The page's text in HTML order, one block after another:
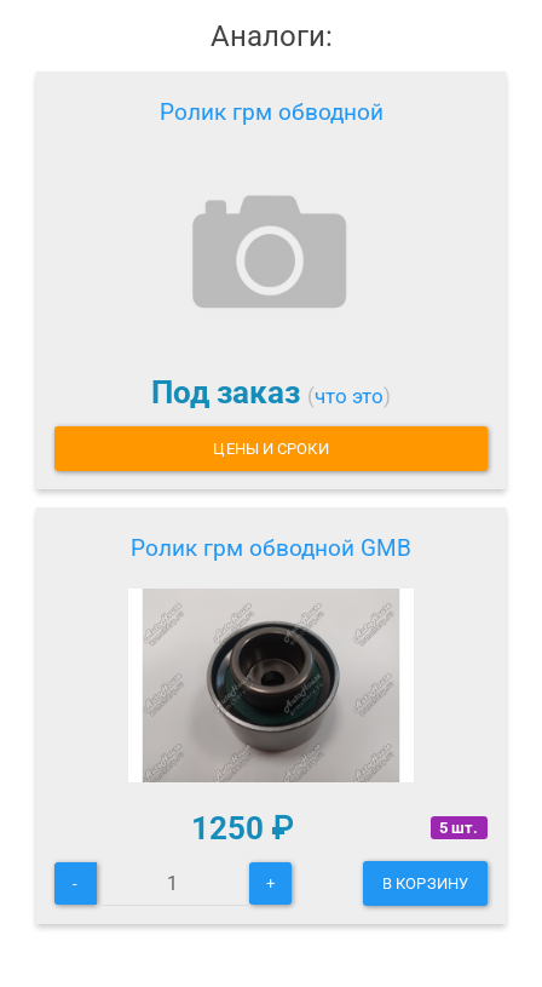
Аналоги:
Ролик грм обводной
Под заказ (что это)
ЦЕНЫ И СРОКИ
Ролик грм обводной GMB
5 шт.
1250 ₽
- + В КОРЗИНУ